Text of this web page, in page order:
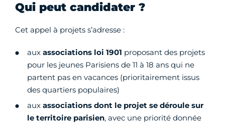
Qui peut candidater ?
Cet appel à projets s’adresse :
aux associations loi 1901 proposant des projets
pour les jeunes Parisiens de 11 à 18 ans qui ne
partent pas en vacances (prioritairement issus
des quartiers populaires)
aux associations dont le projet se déroule sur
le territoire parisien, avec une priorité donnée